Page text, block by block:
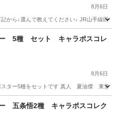
8月6日
から↓選んで教えてください↓ JR山手線
コミック、アニメ 呪術廻戦
ー 5種 セット キャラポスコレ
8月6日
スター5種をセットです 真人 夏油傑 東堂
コミック、アニメ 呪術廻戦
五条悟2種 キャラポスコレク